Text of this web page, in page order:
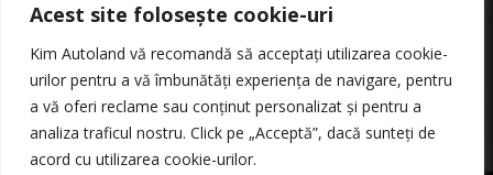
Acest site folosește cookie-uri
Kim Autoland vă recomandă să acceptați utilizarea cookie-
urilor pentru a vă îmbunătăți experiența de navigare, pentru
a vă oferi reclame sau conținut personalizat și pentru a
analiza traficul nostru. Click pe „Acceptă”, dacă sunteți de
acord cu utilizarea cookie-urilor.